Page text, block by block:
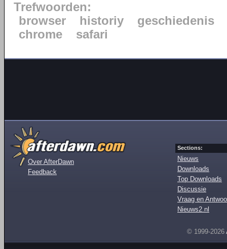
Trefwoorden:
browser
historiy
geschiedenis
chrome
safari
Over AfterDawn
Feedback
Sections:
Nieuws
Downloads
Top Downloads
Discussie
Vraag en
Nieuws2.nl
© 1999-2026